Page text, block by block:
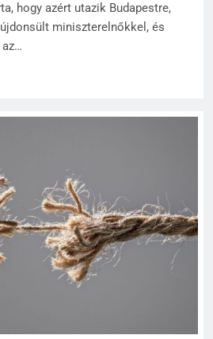
hogy azért utazik Budapestre,
miniszterelnőkkel, és
az…